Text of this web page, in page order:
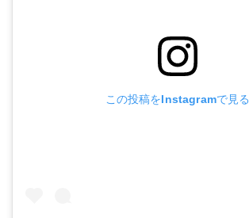
この投稿をInstagramで見る